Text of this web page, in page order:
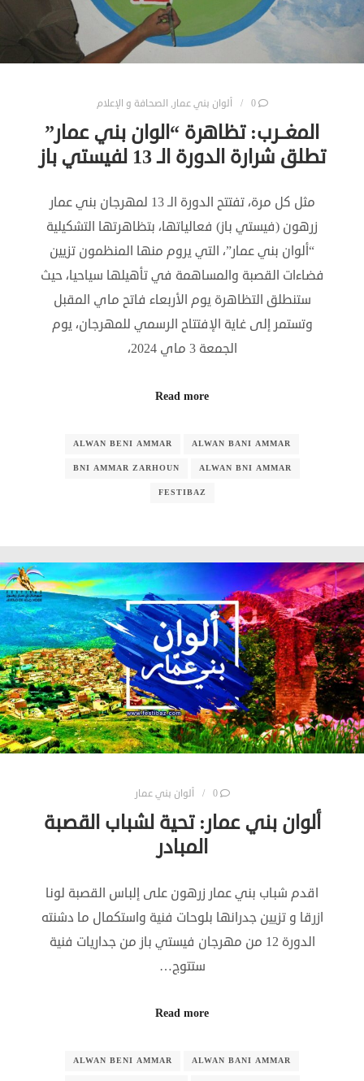
0 ألوان بني عمار, الصحافة و الإعلام
المغــرب: تظاهرة “الوان بني عمار”
تطلق شرارة الدورة الـ 13 لفيستي باز
مثل كل مرة، تفتتح الدورة الـ 13 لمهرجان بني عمار
زرهون (فيستي باز) فعالياتها، بتظاهرتها التشكيلية
“ألوان بني عمار”، التي يروم منها المنظمون تزيين
فضاءات القصبة والمساهمة في تأهيلها سياحيا، حيث
ستنطلق التظاهرة يوم الأربعاء فاتح ماي المقبل
وتستمر إلى غاية الإفتتاح الرسمي للمهرجان، يوم
الجمعة 3 ماي 2024،
Read more
ALWAN BANI AMMAR
ALWAN BENI AMMAR
ALWAN BNI AMMAR
BNI AMMAR ZARHOUN
FESTIBAZ
0 ألوان بني عمار
ألوان بني عمار: تحية لشباب القصبة
المبادر
اقدم شباب بني عمار زرهون على إلباس القصبة لونا
ازرقا و تزيين جدرانها بلوحات فنية واستكمال ما دشنته
الدورة 12 من مهرجان فيستي باز من جداريات فنية
ستتوج…
Read more
ALWAN BANI AMMAR
ALWAN BENI AMMAR